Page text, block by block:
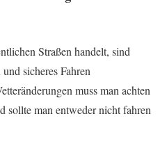
Straßen handelt, sind
sicheres Fahren
muss man achten
sollte man entweder nicht fahren